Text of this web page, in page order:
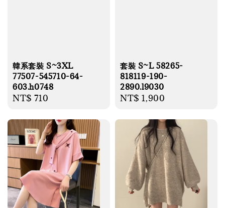
韓系套裝 S~3XL
77507-545710-64-
603.h0748
Regular
NT$ 710
套裝 S~L 58265-
818119-190-
2890.l9030
Regular
NT$ 1,900